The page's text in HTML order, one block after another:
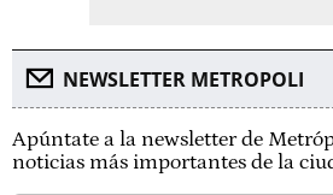
NEWSLETTER METROPOLI
Apúntate a la newsletter de
noticias más importantes de la